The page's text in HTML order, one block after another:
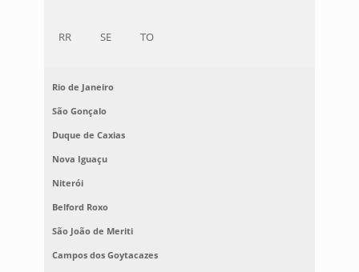
RR SE TO
Rio de Janeiro
São Gonçalo
Duque de Caxias
Nova Iguaçu
Niterói
Belford Roxo
São João de Meriti
Campos dos Goytacazes